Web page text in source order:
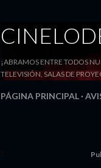
¡ABRAMOS ENTRE TODOS
TELEVISIÓN, SALAS DE
PÁGINA PRINCIPAL